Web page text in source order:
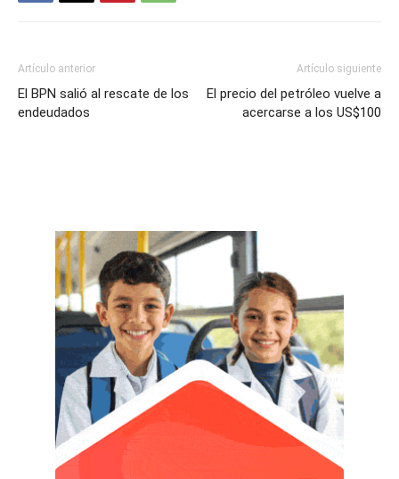
Artículo anterior
El BPN salió al rescate de los
endeudados
Artículo siguiente
El precio del petróleo vuelve a
acercarse a los US$100